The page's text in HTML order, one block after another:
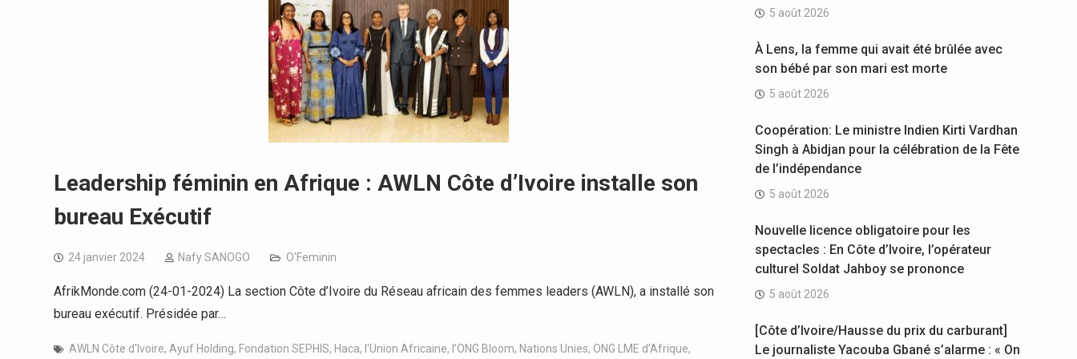
Leadership féminin en Afrique : AWLN Côte d’Ivoire installe son
bureau Exécutif
24 janvier 2024 Nafy SANOGO O'Feminin
AfrikMonde.com (24-01-2024) La section Côte d’Ivoire du Réseau africain des femmes leaders (AWLN), a installé son
bureau exécutif. Présidée par…
AWLN Côte d'Ivoire, Ayuf Holding, Fondation SEPHIS, Haca, l'Union Africaine, l’ONG Bloom, Nations Unies, ONG LME d’Afrique,
5 août 2026
À Lens, la femme qui avait été brûlée avec
son bébé par son mari est morte
5 août 2026
Coopération: Le ministre Indien Kirti Vardhan
Singh à Abidjan pour la célébration de la Fête
de l’indépendance
5 août 2026
Nouvelle licence obligatoire pour les
spectacles : En Côte d’Ivoire, l’opérateur
culturel Soldat Jahboy se prononce
5 août 2026
[Côte d’Ivoire/Hausse du prix du carburant]
Le journaliste Yacouba Gbané s’alarme : « On